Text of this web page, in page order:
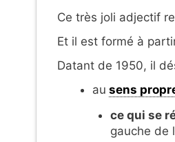
Ce très joli adjectif
Et il est formé à
Datant de 1950, il
au sens
ce qui se
gauche de